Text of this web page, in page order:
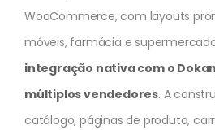
WooCommerce, com layouts
móveis, farmácia e
integração nativa com o
múltiplos vendedores. A
catálogo, páginas de produto,